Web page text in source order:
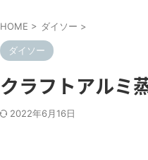
HOME > ダイソー >
ダイソー
クラフトアル
2022年6月16日